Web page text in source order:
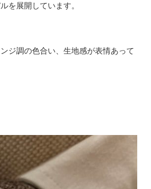
を展開しています。
ジ調の色合い、生地感が表情あって